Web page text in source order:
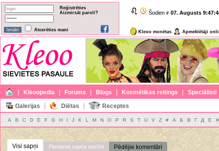
Reģistrēties
Aizmirsāt paroli?
Atcerēties mani
Šodien ir 07. Augusts
Kleoo monētas Apmeklētāji
| Kleoopedia | Forums | Blogs | Kosmētikas reitings | Speciālisti
Galerijas | Diētas | Receptes
A B C D E F G H I J K L M N O P R S T U V Z # А Б В Г Д Е
Visi sapņi Pievienot sapņa nozīmi Pēdējie komentāri